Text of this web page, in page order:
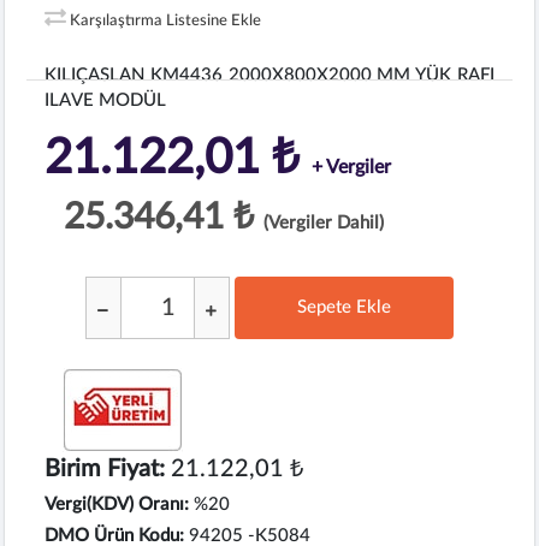
Karşılaştırma Listesine Ekle
KILIÇASLAN KM4436 2000X800X2000 MM YÜK RAFI
ILAVE MODÜL
21.122,01 ₺ + Vergiler
25.346,41 ₺ (Vergiler Dahil)
Sepete Ekle
Birim Fiyat:21.122,01 ₺
Vergi(KDV) Oranı: %20
DMO Ürün Kodu: 94205 -K5084